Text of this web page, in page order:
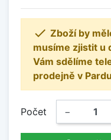
 Zboží by
musíme zjistit u
Vám sdělíme
prodejně v
Počet −